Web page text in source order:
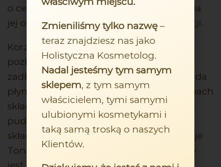
o cerze naczynkowej, w celu zapewniania
jej odpowiedniej ochrony oraz pielęgnacji.
Korzystając z proponowanego tonika
pozbędziesz się zanieczyszczeń oraz
zadbasz o kondycję skóry. Produkt posiada
płynną konsystencję oraz przyjemny zapach
składający się z nut kwiatowych,
pudrowych oraz drzewnych. Głównym
składnikiem aktywnym, na którym bazuje
Tonik do cery naczyniowej Sothys Clarity
Zmieniliśmy tylko nazwę–
teraz znajdziesz nas jako
Holistyczna Kosmetolog.
Nadal jesteśmy tym samym
sklepem, z tym samym
właścicielem, tymi samymi
ulubionymi kosmetykami i
taką samą troską o naszych
Klientów.